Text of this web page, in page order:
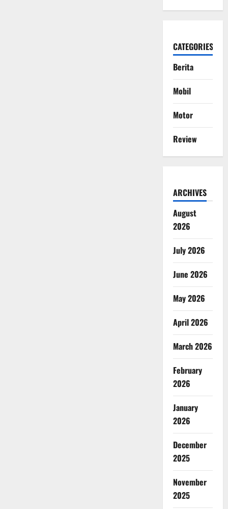
CATEGORIES
Berita
Mobil
Motor
Review
ARCHIVES
August
2026
July 2026
June 2026
May 2026
April 2026
March 2026
February
2026
January
2026
December
2025
November
2025